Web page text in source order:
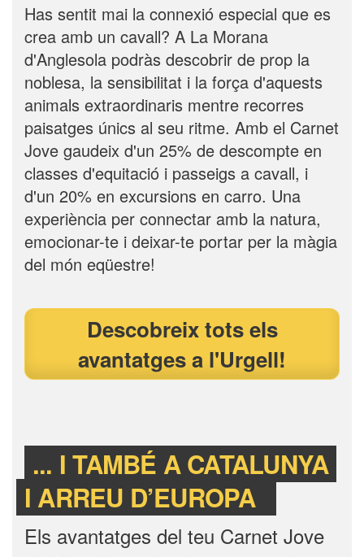
Has sentit mai la connexió especial que es
crea amb un cavall? A La Morana
d'Anglesola podràs descobrir de prop la
noblesa, la sensibilitat i la força d'aquests
animals extraordinaris mentre recorres
paisatges únics al seu ritme. Amb el Carnet
Jove gaudeix d'un 25% de descompte en
classes d'equitació i passeigs a cavall, i
d'un 20% en excursions en carro. Una
experiència per connectar amb la natura,
emocionar-te i deixar-te portar per la màgia
del món eqüestre!
Descobreix tots els
avantatges a l'Urgell!
... I TAMBÉ A CATALUNYA
I ARREU D’EUROPA
Els avantatges del teu Carnet Jove